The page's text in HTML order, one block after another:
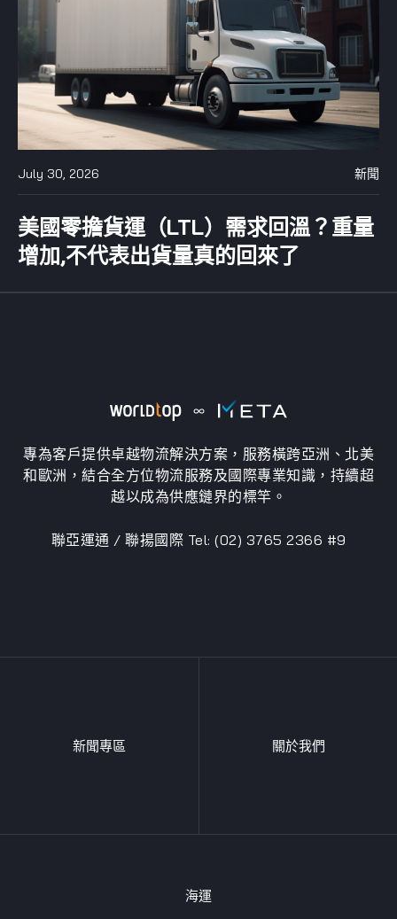
July 30, 2026 新聞
美國零擔貨運（LTL）需求回溫？重量
增加,不代表出貨量真的回來了
專為客戶提供卓越物流解決方案，服務橫跨亞洲、北美
和歐洲，結合全方位物流服務及國際專業知識，持續超
越以成為供應鏈界的標竿。
聯亞運通 / 聯揚國際 Tel: (02) 3765 2366 #9
新聞專區 關於我們
海運